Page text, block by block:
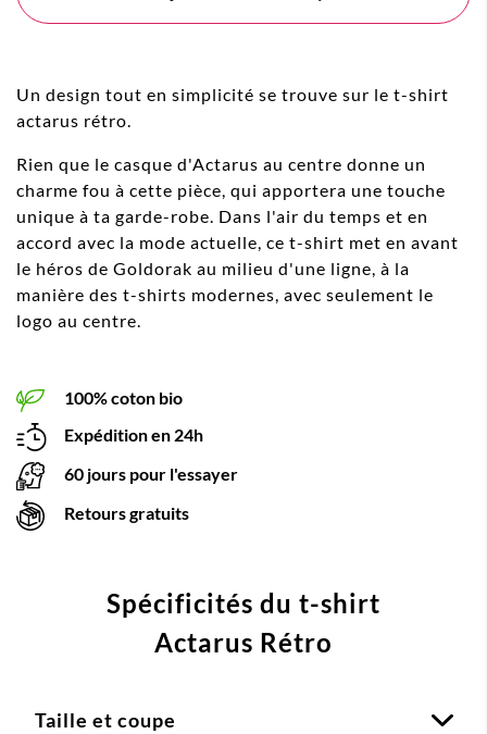
Un design tout en simplicité se trouve sur le t-shirt
actarus rétro.
Rien que le casque d'Actarus au centre donne un
charme fou à cette pièce, qui apportera une touche
unique à ta garde-robe. Dans l'air du temps et en
accord avec la mode actuelle, ce t-shirt met en avant
le héros de Goldorak au milieu d'une ligne, à la
manière des t-shirts modernes, avec seulement le
logo au centre.
100% coton bio
Expédition en 24h
60 jours pour l'essayer
Retours gratuits
Spécificités du t-shirt
Actarus Rétro
Taille et coupe